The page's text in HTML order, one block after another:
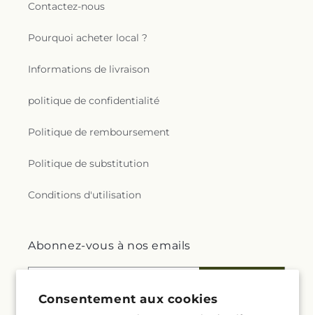
Consentement aux cookies
Contactez-nous
Pourquoi acheter local ?
Informations de livraison
politique de confidentialité
Politique de remboursement
Politique de substitution
Conditions d'utilisation
Abonnez-vous à nos emails